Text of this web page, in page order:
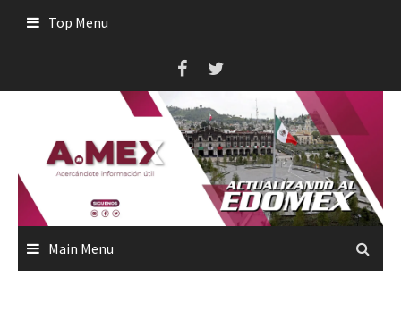
Top Menu
Main Menu